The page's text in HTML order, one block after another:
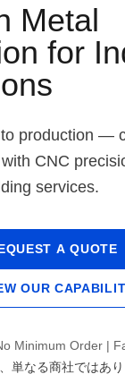
Metal
for
production —
CNC
services.
A QUOTE
OUR
Minimum Order |
単なる商社ではあ